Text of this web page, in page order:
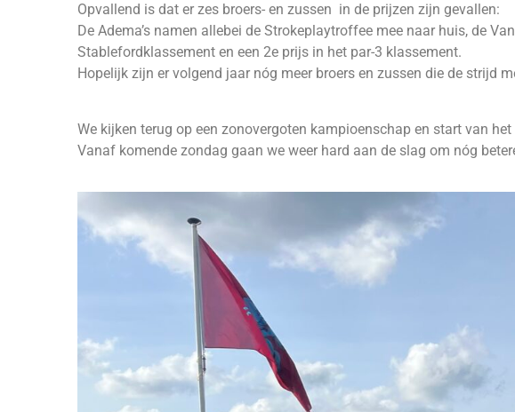
Opvallend is dat er zes broers- en zussen in de prijzen zijn gevallen:
De Adema’s namen allebei de Strokeplaytroffee mee naar huis, de
Stablefordklassement en een 2e prijs in het par-3 klassement.
Hopelijk zijn er volgend jaar nóg meer broers en zussen die de strijd
We kijken terug op een zonovergoten kampioenschap en start van
Vanaf komende zondag gaan we weer hard aan de slag om nóg